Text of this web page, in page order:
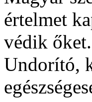
értelmet
védik
Undorító,